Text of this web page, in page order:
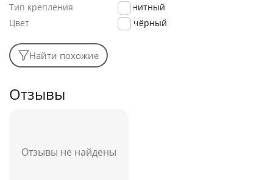
Тип крепления
магнитный
Цвет
чёрный
Найти похожие
Отзывы
Отзывы не найдены